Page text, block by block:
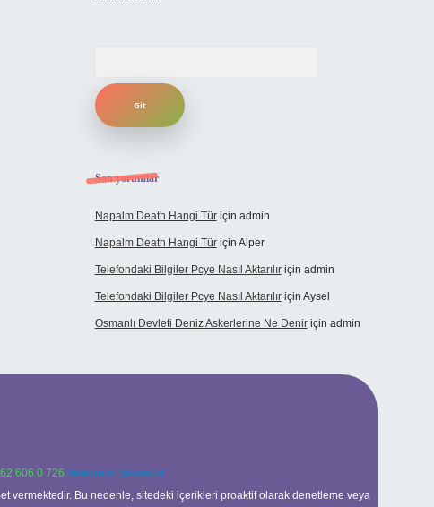
Son yorumlar
Napalm Death Hangi Türiçin admin
Napalm Death Hangi Türiçin Alper
Telefondaki Bilgiler Pcye Nasıl Aktarılıriçin admin
Telefondaki Bilgiler Pcye Nasıl Aktarılıriçin Aysel
Osmanlı Devleti Deniz Askerlerine Ne Deniriçin admin
606 0 726 Telegram: @karabul
vermektedir. Bu nedenle, sitedeki içerikleri proaktif olarak denetleme veya